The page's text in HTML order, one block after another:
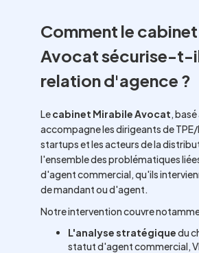
Comment le
Avocat sécurise-t-
relation d'agence ?
Lecabinet Mirabile Avocat, basé
accompagne les dirigeants de TPE/
startups et les acteurs de la
l'ensemble des problématiques
d'agent commercial, qu'ils
de mandant ou d'agent.
Notre intervention couvre
L'analyse stratégiquedu
statut d'agent commercial,